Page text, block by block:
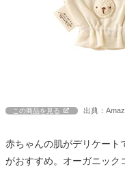
この商品を見る 出典：
赤ちゃんの肌がデリケート
がおすすめ。オーガニック